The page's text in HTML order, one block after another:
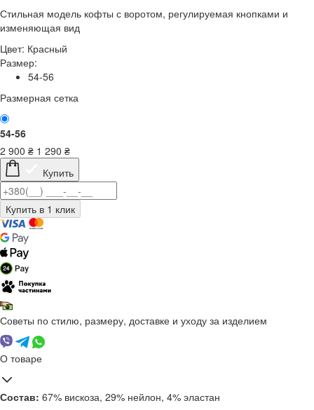
Стильная модель кофты с воротом, регулируемая кнопками и
изменяющая вид
Цвет: Красный
Размер:
54-56
Размерная сетка
54-56
2 900 ₴ 1 290 ₴
Купить
Советы по стилю, размеру, доставке и уходу за изделием
О товаре
Состав: 67% вискоза, 29% нейлон, 4% эластан